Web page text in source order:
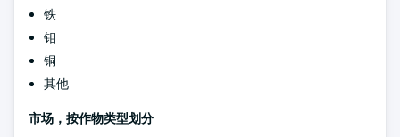
铁
钼
铜
其他
市场，按作物类型划分